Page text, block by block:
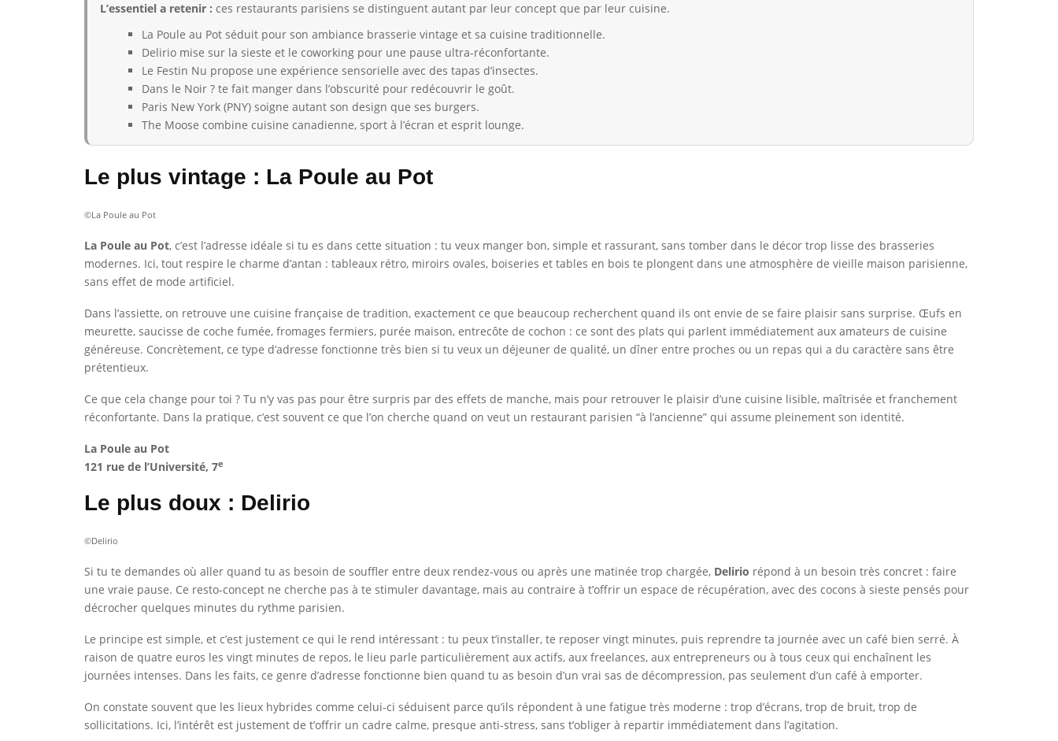
L’essentiel a retenir : ces restaurants parisiens se distinguent autant par leur concept que par leur cuisine.
La Poule au Pot séduit pour son ambiance brasserie vintage et sa cuisine traditionnelle.
Delirio mise sur la sieste et le coworking pour une pause ultra-réconfortante.
Le Festin Nu propose une expérience sensorielle avec des tapas d’insectes.
Dans le Noir ? te fait manger dans l’obscurité pour redécouvrir le goût.
Paris New York (PNY) soigne autant son design que ses burgers.
The Moose combine cuisine canadienne, sport à l’écran et esprit lounge.
Le plus vintage : La Poule au Pot
©La Poule au Pot
La Poule au Pot, c’est l’adresse idéale si tu es dans cette situation : tu veux manger bon, simple et rassurant, sans tomber dans le décor trop lisse des brasseries
modernes. Ici, tout respire le charme d’antan : tableaux rétro, miroirs ovales, boiseries et tables en bois te plongent dans une atmosphère de vieille maison parisienne,
sans effet de mode artificiel.
Dans l’assiette, on retrouve une cuisine française de tradition, exactement ce que beaucoup recherchent quand ils ont envie de se faire plaisir sans surprise. Œufs en
meurette, saucisse de coche fumée, fromages fermiers, purée maison, entrecôte de cochon : ce sont des plats qui parlent immédiatement aux amateurs de cuisine
généreuse. Concrètement, ce type d’adresse fonctionne très bien si tu veux un déjeuner de qualité, un dîner entre proches ou un repas qui a du caractère sans être
prétentieux.
Ce que cela change pour toi ? Tu n’y vas pas pour être surpris par des effets de manche, mais pour retrouver le plaisir d’une cuisine lisible, maîtrisée et franchement
réconfortante. Dans la pratique, c’est souvent ce que l’on cherche quand on veut un restaurant parisien “à l’ancienne” qui assume pleinement son identité.
La Poule au Pot
121 rue de l’Université, 7e
Le plus doux : Delirio
©Delirio
Si tu te demandes où aller quand tu as besoin de souffler entre deux rendez-vous ou après une matinée trop chargée, Delirio répond à un besoin très concret : faire
une vraie pause. Ce resto-concept ne cherche pas à te stimuler davantage, mais au contraire à t’offrir un espace de récupération, avec des cocons à sieste pensés pour
décrocher quelques minutes du rythme parisien.
Le principe est simple, et c’est justement ce qui le rend intéressant : tu peux t’installer, te reposer vingt minutes, puis reprendre ta journée avec un café bien serré. À
raison de quatre euros les vingt minutes de repos, le lieu parle particulièrement aux actifs, aux freelances, aux entrepreneurs ou à tous ceux qui enchaînent les
journées intenses. Dans les faits, ce genre d’adresse fonctionne bien quand tu as besoin d’un vrai sas de décompression, pas seulement d’un café à emporter.
On constate souvent que les lieux hybrides comme celui-ci séduisent parce qu’ils répondent à une fatigue très moderne : trop d’écrans, trop de bruit, trop de
sollicitations. Ici, l’intérêt est justement de t’offrir un cadre calme, presque anti-stress, sans t’obliger à repartir immédiatement dans l’agitation.